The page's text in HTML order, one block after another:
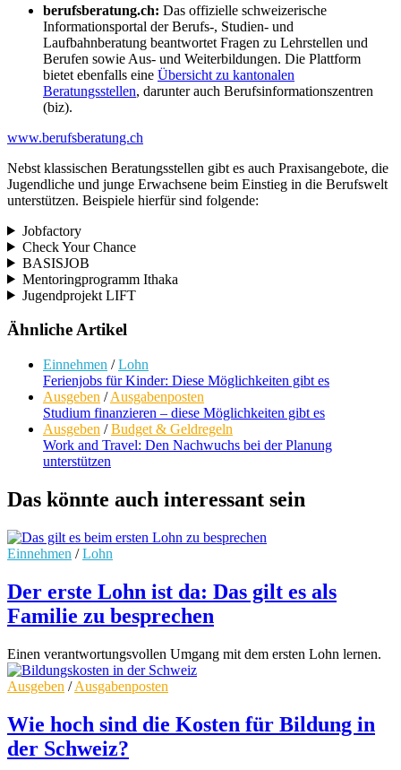
berufsberatung.ch: Das offizielle schweizerische
Informationsportal der Berufs-, Studien- und
Laufbahnberatung beantwortet Fragen zu Lehrstellen und
Berufen sowie Aus- und Weiterbildungen. Die Plattform
bietet ebenfalls eine Übersicht zu kantonalen
Beratungsstellen, darunter auch Berufsinformationszentren
(biz).
www.berufsberatung.ch
Nebst klassischen Beratungsstellen gibt es auch Praxisangebote, die
Jugendliche und junge Erwachsene beim Einstieg in die Berufswelt
unterstützen. Beispiele hierfür sind folgende:
Jobfactory
Check Your Chance
BASISJOB
Mentoringprogramm Ithaka
Jugendprojekt LIFT
Ähnliche Artikel
Einnehmen /Lohn
Ferienjobs für Kinder: Diese Möglichkeiten gibt es
Ausgeben /Ausgabenposten
Studium finanzieren – diese Möglichkeiten gibt es
Ausgeben /Budget & Geldregeln
Work and Travel: Den Nachwuchs bei der Planung
unterstützen
Das könnte auch interessant sein
Einnehmen /Lohn
Der erste Lohn ist da: Das gilt es als
Familie zu besprechen
Einen verantwortungsvollen Umgang mit dem ersten Lohn lernen.
Ausgeben /Ausgabenposten
Wie hoch sind die Kosten für Bildung in
der Schweiz?